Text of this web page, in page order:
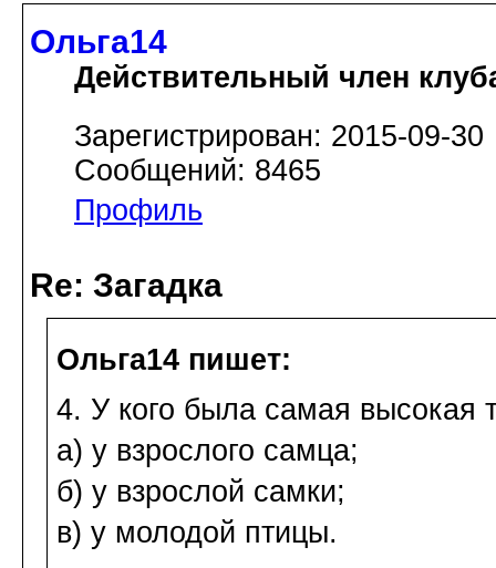
Ольга14
Действительный член
Зарегистрирован: 2015-09-30
Сообщений: 8465
Профиль
Re: Загадка
Ольга14 пишет:
4. У кого была самая высокая
а) у взрослого самца;
б) у взрослой самки;
в) у молодой птицы.